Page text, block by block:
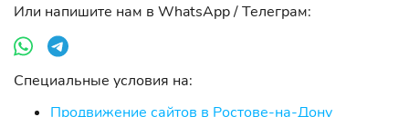
Или напишите нам в WhatsApp / Телеграм:
Специальные условия на:
Продвижение сайтов в Ростове-на-Дону